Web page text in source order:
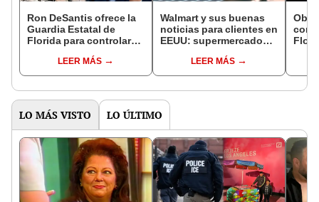
Ron DeSantis ofrece la
Guardia Estatal de
Florida para controlar
ley de inmigración en
California
LEER MÁS
Walmart y sus buenas
noticias para clientes en
EEUU: supermercado
servicio de entrega en
2025
LEER MÁS
con
de
LO MÁS VISTO LO ÚLTIMO